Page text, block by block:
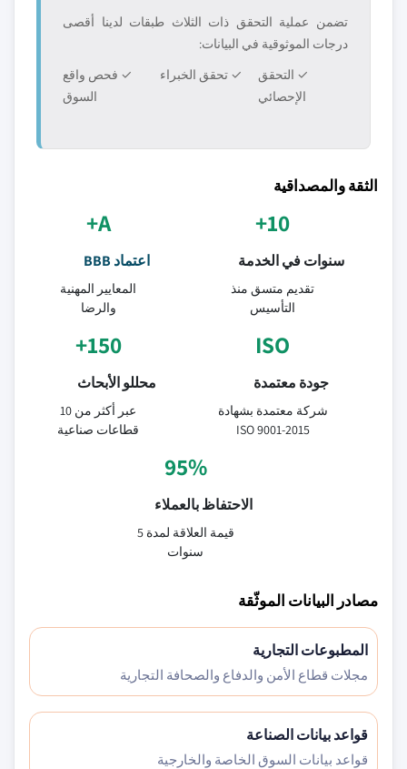
تضمن عملية التحقق ذات الثلاث طبقات لدينا أقصى
درجات الموثوقية في البيانات:
✓ التحقق
الإحصائي
✓ تحقق الخبراء
✓ فحص واقع
السوق
الثقة والمصداقية
10+
سنوات في الخدمة
تقديم متسق منذ
التأسيس
A+
اعتماد BBB
المعايير المهنية
والرضا
ISO
جودة معتمدة
شركة معتمدة بشهادة
ISO 9001-2015
150+
محللو الأبحاث
عبر أكثر من 10
قطاعات صناعية
95%
الاحتفاظ بالعملاء
قيمة العلاقة لمدة 5
سنوات
مصادر البيانات الموثّقة
المطبوعات التجارية
مجلات قطاع الأمن والدفاع والصحافة التجارية
قواعد بيانات الصناعة
قواعد بيانات السوق الخاصة والخارجية